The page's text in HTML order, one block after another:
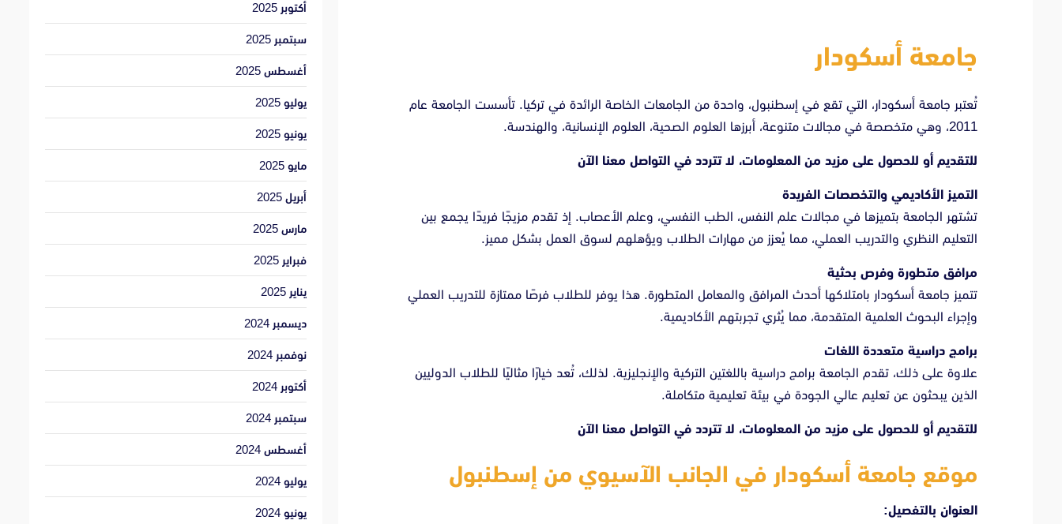
جامعة أسكودار
تُعتبر جامعة أسكودار، التي تقع في إسطنبول، واحدة من الجامعات الخاصة الرائدة في تركيا. تأسست الجامعة عام
2011، وهي متخصصة في مجالات متنوعة، أبرزها العلوم الصحية، العلوم الإنسانية، والهندسة.
للتقديم أو للحصول على مزيد من المعلومات، لا تتردد في التواصل معنا الآن
التميز الأكاديمي والتخصصات الفريدة
تشتهر الجامعة بتميزها في مجالات علم النفس، الطب النفسي، وعلم الأعصاب. إذ تقدم مزيجًا فريدًا يجمع بين
التعليم النظري والتدريب العملي، مما يُعزز من مهارات الطلاب ويؤهلهم لسوق العمل بشكل مميز.
مرافق متطورة وفرص بحثية
تتميز جامعة أسكودار بامتلاكها أحدث المرافق والمعامل المتطورة. هذا يوفر للطلاب فرصًا ممتازة للتدريب العملي
وإجراء البحوث العلمية المتقدمة، مما يُثري تجربتهم الأكاديمية.
برامج دراسية متعددة اللغات
علاوة على ذلك، تقدم الجامعة برامج دراسية باللغتين التركية والإنجليزية. لذلك، تُعد خيارًا مثاليًا للطلاب الدوليين
الذين يبحثون عن تعليم عالي الجودة في بيئة تعليمية متكاملة.
للتقديم أو للحصول على مزيد من المعلومات، لا تتردد في التواصل معنا الآن
موقع جامعة أسكودار في الجانب الآسيوي من إسطنبول
العنوان بالتفصيل:
أكتوبر 2025
سبتمبر 2025
أغسطس 2025
يوليو 2025
يونيو 2025
مايو 2025
أبريل 2025
مارس 2025
فبراير 2025
يناير 2025
ديسمبر 2024
نوفمبر 2024
أكتوبر 2024
سبتمبر 2024
أغسطس 2024
يوليو 2024
يونيو 2024